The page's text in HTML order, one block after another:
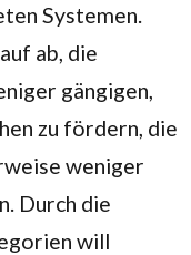
Systemen.
ab, die
gängigen,
zu fördern, die
weniger
Durch die
will